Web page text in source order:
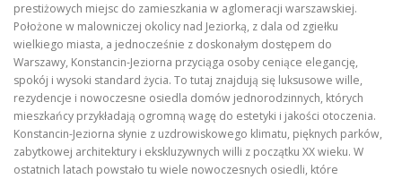
prestiżowych miejsc do zamieszkania w aglomeracji warszawskiej.
Położone w malowniczej okolicy nad Jeziorką, z dala od zgiełku
wielkiego miasta, a jednocześnie z doskonałym dostępem do
Warszawy, Konstancin-Jeziorna przyciąga osoby ceniące elegancję,
spokój i wysoki standard życia. To tutaj znajdują się luksusowe wille,
rezydencje i nowoczesne osiedla domów jednorodzinnych, których
mieszkańcy przykładają ogromną wagę do estetyki i jakości otoczenia.
Konstancin-Jeziorna słynie z uzdrowiskowego klimatu, pięknych parków,
zabytkowej architektury i ekskluzywnych willi z początku XX wieku. W
ostatnich latach powstało tu wiele nowoczesnych osiedli, które